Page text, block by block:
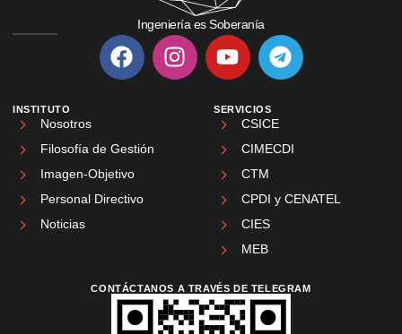
Ingeniería es Soberanía
INSTITUTO
Nosotros
Filosofía de Gestión
Imagen-Objetivo
Personal Directivo
Noticias
SERVICIOS
CSICE
CIMECDI
CTM
CPDI y CENATEL
CIES
MEB
CONTÁCTANOS A TRAVÉS DE TELEGRAM